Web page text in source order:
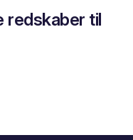
redskaber til